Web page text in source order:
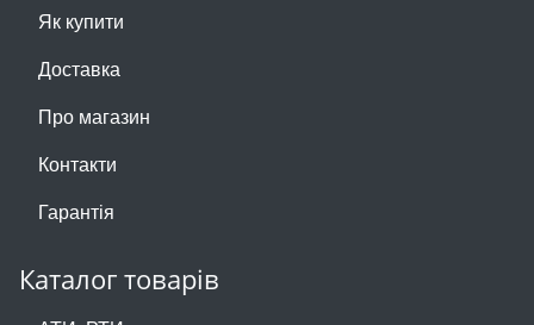
Як купити
Доставка
Про магазин
Контакти
Гарантія
Каталог товарів